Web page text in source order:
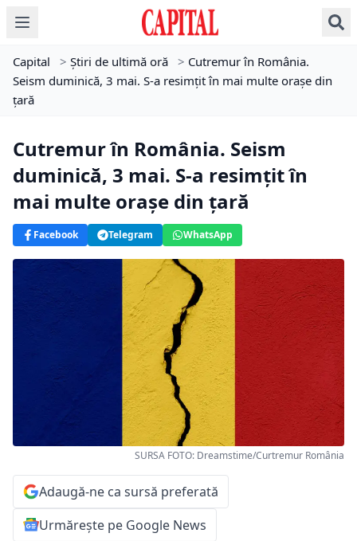
Capital > Știri de ultimă oră > Cutremur în România.
Seism duminică, 3 mai. S-a resimțit în mai multe orașe din
țară
Cutremur în România. Seism
duminică, 3 mai. S-a resimțit în
mai multe orașe din țară
Facebook Telegram WhatsApp
SURSA FOTO: Dreamstime/Curtremur România
Adaugă-ne ca sursă preferată
Urmărește pe Google News